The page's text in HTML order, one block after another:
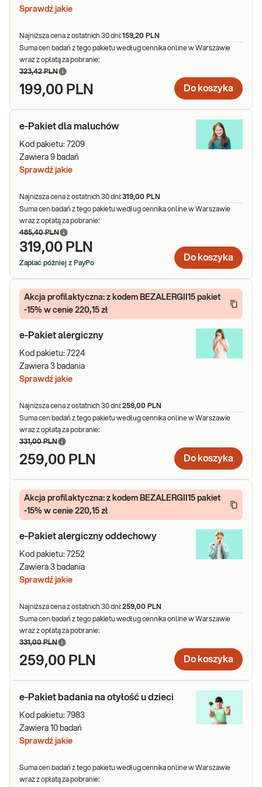
ofertą pakietów uwzględnionych w tej kategorii.
Sprawdź jakie
Najniższa cena z ostatnich 30 dni:159,20 PLN
Suma cen badań z tego pakietu według cennika online w Warszawie
wraz z opłatą za pobranie:
323,42 PLN
199,00 PLN Do koszyka
e-Pakiet dla maluchów
Kod pakietu: 7209
Zawiera 9 badań
Sprawdź jakie
Najniższa cena z ostatnich 30 dni:319,00 PLN
Suma cen badań z tego pakietu według cennika online w Warszawie
wraz z opłatą za pobranie:
485,40 PLN
319,00 PLN
Zapłać później z PayPo
Do koszyka
Akcja profilaktyczna: z kodem BEZALERGII15 pakiet
-15% w cenie 220,15 zł
e-Pakiet alergiczny
Kod pakietu: 7224
Zawiera 3 badania
Sprawdź jakie
Najniższa cena z ostatnich 30 dni:259,00 PLN
Suma cen badań z tego pakietu według cennika online w Warszawie
wraz z opłatą za pobranie:
331,00 PLN
259,00 PLN Do koszyka
Akcja profilaktyczna: z kodem BEZALERGII15 pakiet
-15% w cenie 220,15 zł
e-Pakiet alergiczny oddechowy
Kod pakietu: 7252
Zawiera 3 badania
Sprawdź jakie
Najniższa cena z ostatnich 30 dni:259,00 PLN
Suma cen badań z tego pakietu według cennika online w Warszawie
wraz z opłatą za pobranie:
331,00 PLN
259,00 PLN Do koszyka
e-Pakiet badania na otyłość u dzieci
Kod pakietu: 7983
Zawiera 10 badań
Sprawdź jakie
Suma cen badań z tego pakietu według cennika online w Warszawie
wraz z opłatą za pobranie: